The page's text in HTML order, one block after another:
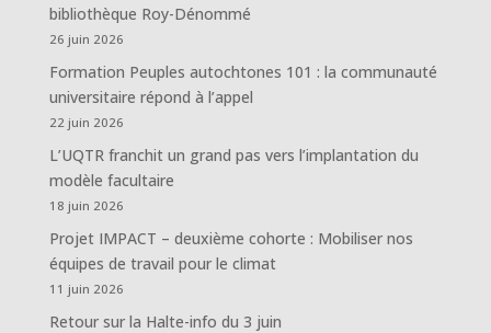
bibliothèque Roy-Dénommé
26 juin 2026
Formation Peuples autochtones 101 : la communauté
universitaire répond à l’appel
22 juin 2026
L’UQTR franchit un grand pas vers l’implantation du
modèle facultaire
18 juin 2026
Projet IMPACT – deuxième cohorte : Mobiliser nos
équipes de travail pour le climat
11 juin 2026
Retour sur la Halte-info du 3 juin